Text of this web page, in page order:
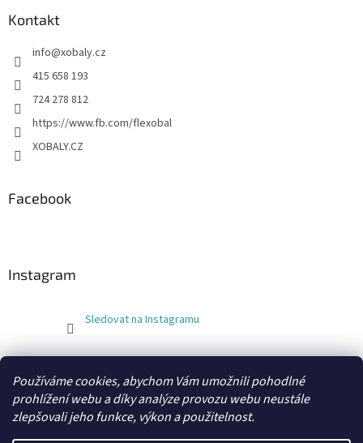
Používáme cookies, abychom Vám umožnili pohodlné
prohlížení webu a díky analýze provozu webu neustále
zlepšovali jeho funkce, výkon a použitelnost.
Kontakt
info@xobaly.cz
415 658 193
724 278 812
https://www.fb.com/flexobal
XOBALY.CZ
Facebook
Instagram
Sledovat na Instagramu